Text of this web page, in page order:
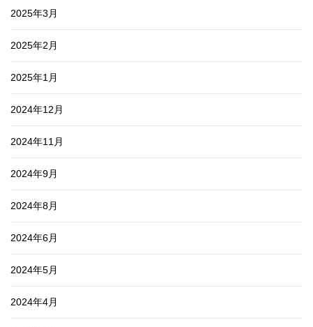
2025年3月
2025年2月
2025年1月
2024年12月
2024年11月
2024年9月
2024年8月
2024年6月
2024年5月
2024年4月